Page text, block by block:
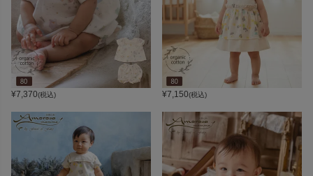
¥7,370(税込) ¥7,150(税込)